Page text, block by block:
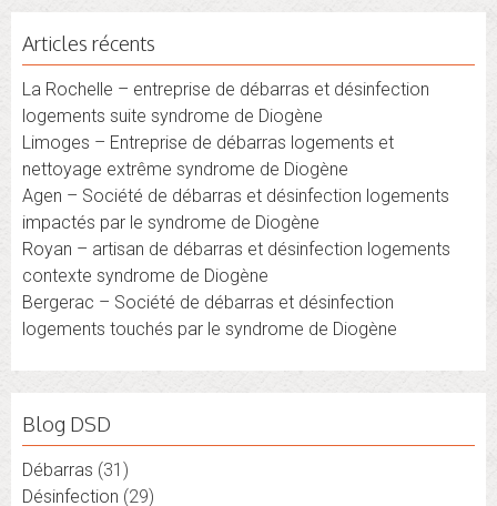
Articles récents
La Rochelle – entreprise de débarras et désinfection
logements suite syndrome de Diogène
Limoges – Entreprise de débarras logements et
nettoyage extrême syndrome de Diogène
Agen – Société de débarras et désinfection logements
impactés par le syndrome de Diogène
Royan – artisan de débarras et désinfection logements
contexte syndrome de Diogène
Bergerac – Société de débarras et désinfection
logements touchés par le syndrome de Diogène
Blog DSD
Débarras (31)
Désinfection (29)